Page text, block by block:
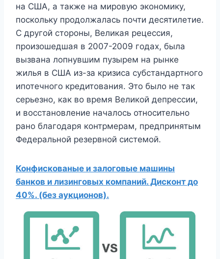
на США, а также на мировую экономику,
поскольку продолжалась почти десятилетие.
С другой стороны, Великая рецессия,
произошедшая в 2007-2009 годах, была
вызвана лопнувшим пузырем на рынке
жилья в США из-за кризиса субстандартного
ипотечного кредитования. Это было не так
серьезно, как во время Великой депрессии,
и восстановление началось относительно
рано благодаря контрмерам, предпринятым
Федеральной резервной системой.
Конфискованые и залоговые машины
банков и лизинговых компаний. Дисконт до
40%. (без аукционов).